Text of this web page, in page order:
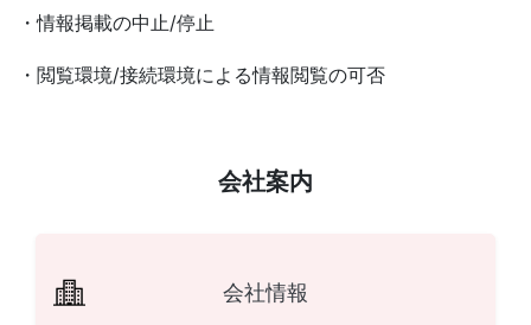
・情報掲載の中止/停止
・閲覧環境/接続環境による情報閲覧の可否
会社案内
会社情報